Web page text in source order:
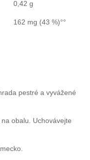
0,42 g
162 mg (43 %)°°
pestré a vyvážené
obalu. Uchovávejte